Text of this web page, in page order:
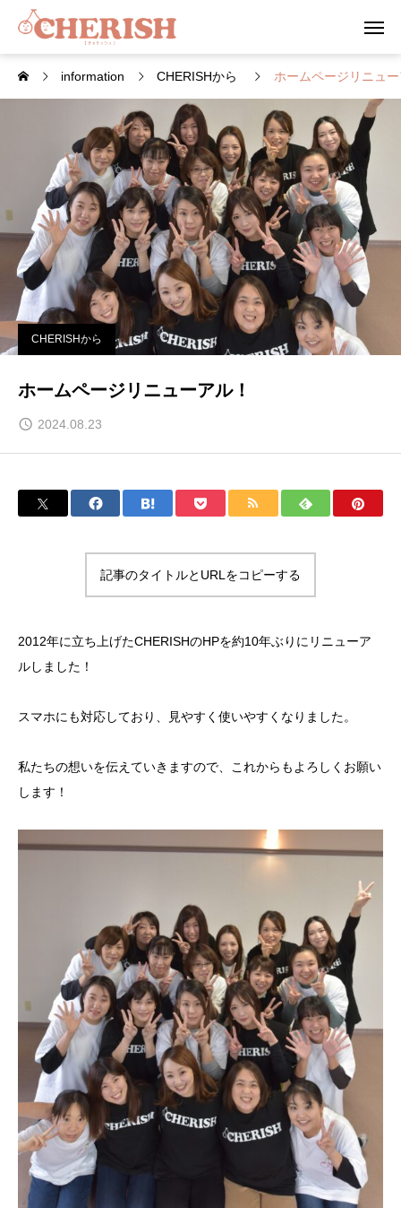
information CHERISHから ホームページリニュ
CHERISHから
ホームページリニューアル！
2024.08.23
記事のタイトルとURLをコピーする
2012年に立ち上げたCHERISHのHPを約10年ぶりにリニューア
ルしました！
スマホにも対応しており、見やすく使いやすくなりました。
私たちの想いを伝えていきますので、これからもよろしくお願い
します！